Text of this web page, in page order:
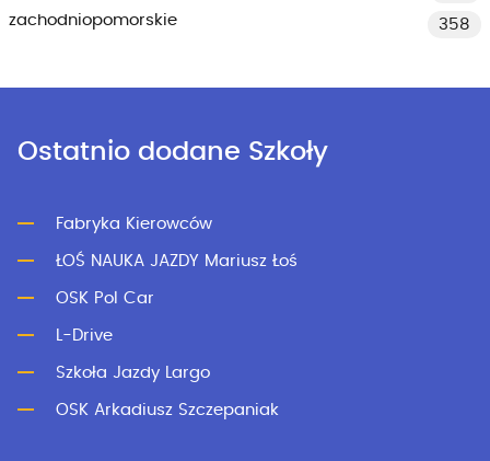
zachodniopomorskie
358
Ostatnio dodane Szkoły
Fabryka Kierowców
ŁOŚ NAUKA JAZDY Mariusz Łoś
OSK Pol Car
L-Drive
Szkoła Jazdy Largo
OSK Arkadiusz Szczepaniak